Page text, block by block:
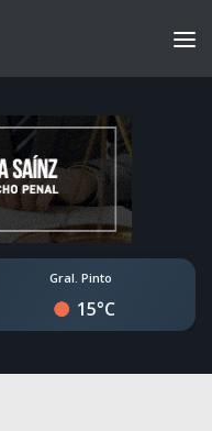
Gral. Pinto
15°C